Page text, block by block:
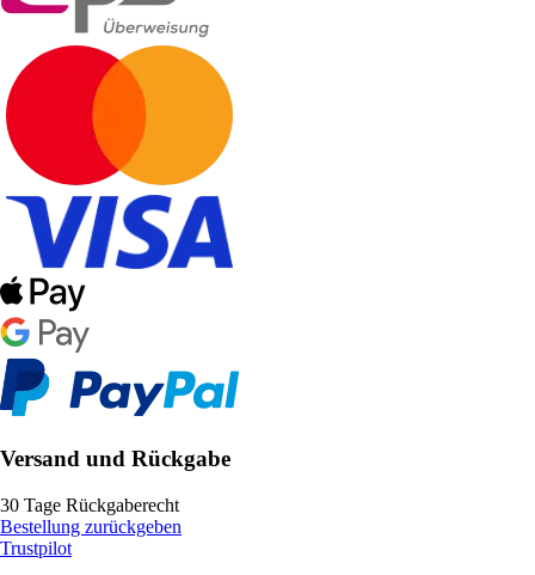
Versand und Rückgabe
30 Tage Rückgaberecht
Bestellung zurückgeben
Trustpilot